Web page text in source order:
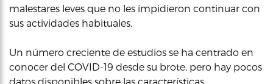
malestares leves que no les impidieron continuar con
sus actividades habituales.
Un número creciente de estudios se ha centrado en
conocer del COVID-19 desde su brote, pero hay pocos
datos disponibles sobre las características